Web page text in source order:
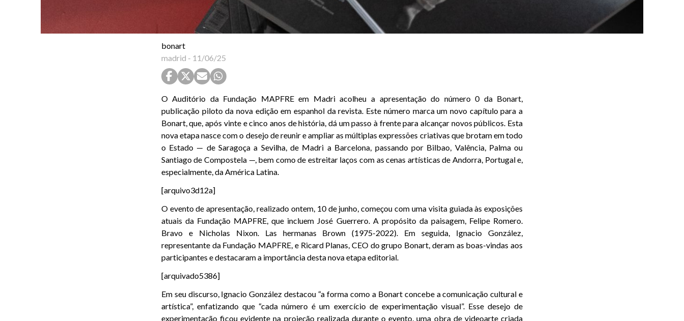
bonart
madrid - 11/06/25
O Auditório da Fundação MAPFRE em Madri acolheu a apresentação do número 0 da Bonart,
publicação piloto da nova edição em espanhol da revista. Este número marca um novo capítulo para a
Bonart, que, após vinte e cinco anos de história, dá um passo à frente para alcançar novos públicos. Esta
nova etapa nasce com o desejo de reunir e ampliar as múltiplas expressões criativas que brotam em todo
o Estado — de Saragoça a Sevilha, de Madri a Barcelona, passando por Bilbao, Valência, Palma ou
Santiago de Compostela —, bem como de estreitar laços com as cenas artísticas de Andorra, Portugal e,
especialmente, da América Latina.
[arquivo3d12a]
O evento de apresentação, realizado ontem, 10 de junho, começou com uma visita guiada às exposições
atuais da Fundação MAPFRE, que incluem José Guerrero. A propósito da paisagem, Felipe Romero.
Bravo e Nicholas Nixon. Las hermanas Brown (1975-2022). Em seguida, Ignacio González,
representante da Fundação MAPFRE, e Ricard Planas, CEO do grupo Bonart, deram as boas-vindas aos
participantes e destacaram a importância desta nova etapa editorial.
[arquivado5386]
Em seu discurso, Ignacio González destacou “a forma como a Bonart concebe a comunicação cultural e
artística”, enfatizando que “cada número é um exercício de experimentação visual”. Esse desejo de
experimentação ficou evidente na projeção realizada durante o evento, uma obra de videoarte criada